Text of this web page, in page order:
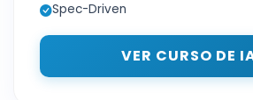
Spec-Driven
VER CURSO DE